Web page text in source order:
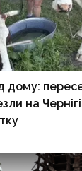
дому:
на